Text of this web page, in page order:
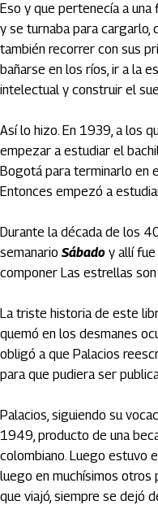
Eso y que pertenecía a una
y se turnaba para cargarlo,
también recorrer con sus
bañarse en los ríos, ir a la
intelectual y construir el
Así lo hizo. En 1939, a los
empezar a estudiar el
Bogotá para terminarlo en
Entonces empezó a
Durante la década de los
semanario Sábado y allí fue
componer Las estrellas
La triste historia de este
quemó en los desmanes
obligó a que Palacios
para que pudiera ser
Palacios, siguiendo su
1949, producto de una
colombiano. Luego estuvo
luego en muchísimos otros
que viajó, siempre se dejó